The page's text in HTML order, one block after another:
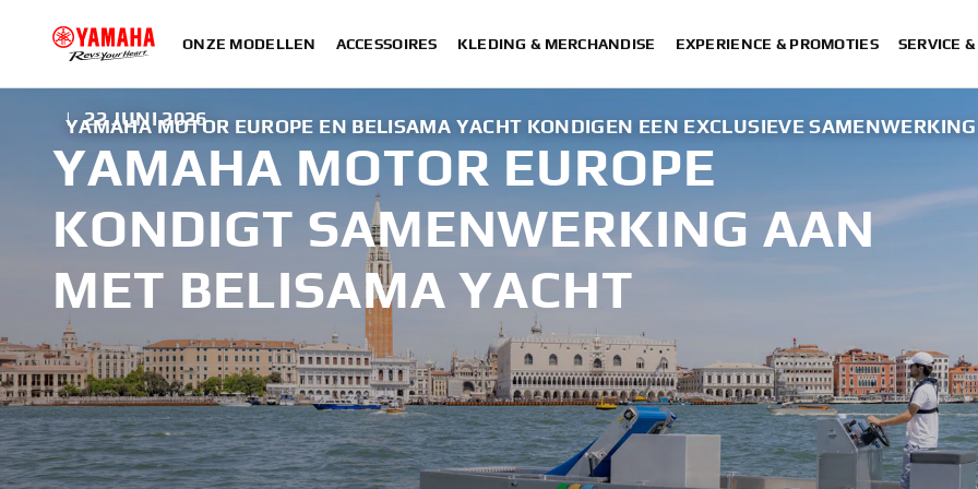
ONZE MODELLEN ACCESSOIRES KLEDING & MERCHANDISE EXPERIENCE & PROMOTIES SERVICE
YAMAHA MOTOR EUROPE EN BELISAMA YACHT KONDIGEN EEN EXCLUSIEVE
| 22 JUNI 2026
YAMAHA MOTOR EUROPE
KONDIGT SAMENWERKING AAN
MET BELISAMA YACHT